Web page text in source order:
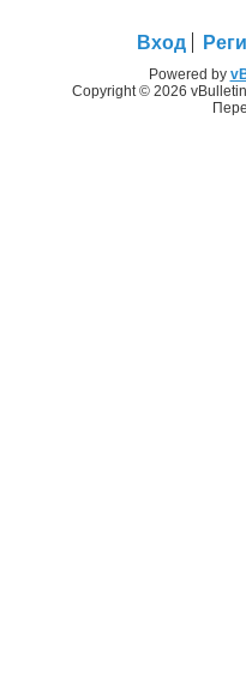
Вход
Powered by
Copyright © 2026